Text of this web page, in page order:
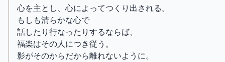
心を主とし、心によってつくり出される。
もしも清らかな心で
話したり行なったりするならば、
福楽はその人につき従う。
影がそのからだから離れないように。